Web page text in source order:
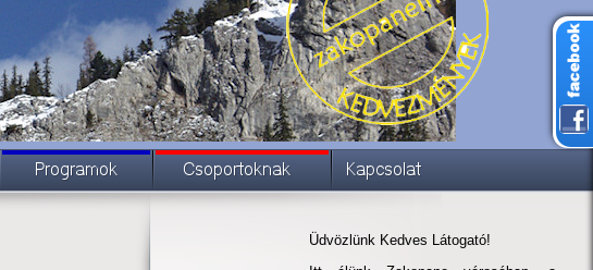
Üdvözlünk Kedves Látogató!